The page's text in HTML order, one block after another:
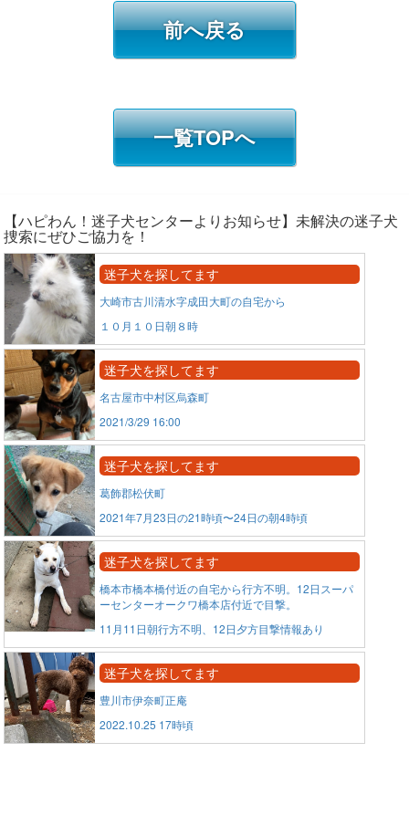
前へ戻る
一覧TOPへ
【ハピわん！迷子犬センターよりお知らせ】未解決の迷子犬
捜索にぜひご協力を！
迷子犬を探してます
大崎市古川清水字成田大町の自宅から
１０月１０日朝８時
迷子犬を探してます
名古屋市中村区烏森町
2021/3/29 16:00
迷子犬を探してます
葛飾郡松伏町
2021年7月23日の21時頃〜24日の朝4時頃
迷子犬を探してます
橋本市橋本橋付近の自宅から行方不明。12日スーパ
ーセンターオークワ橋本店付近で目撃。
11月11日朝行方不明、12日夕方目撃情報あり
迷子犬を探してます
豊川市伊奈町正庵
2022.10.25 17時頃